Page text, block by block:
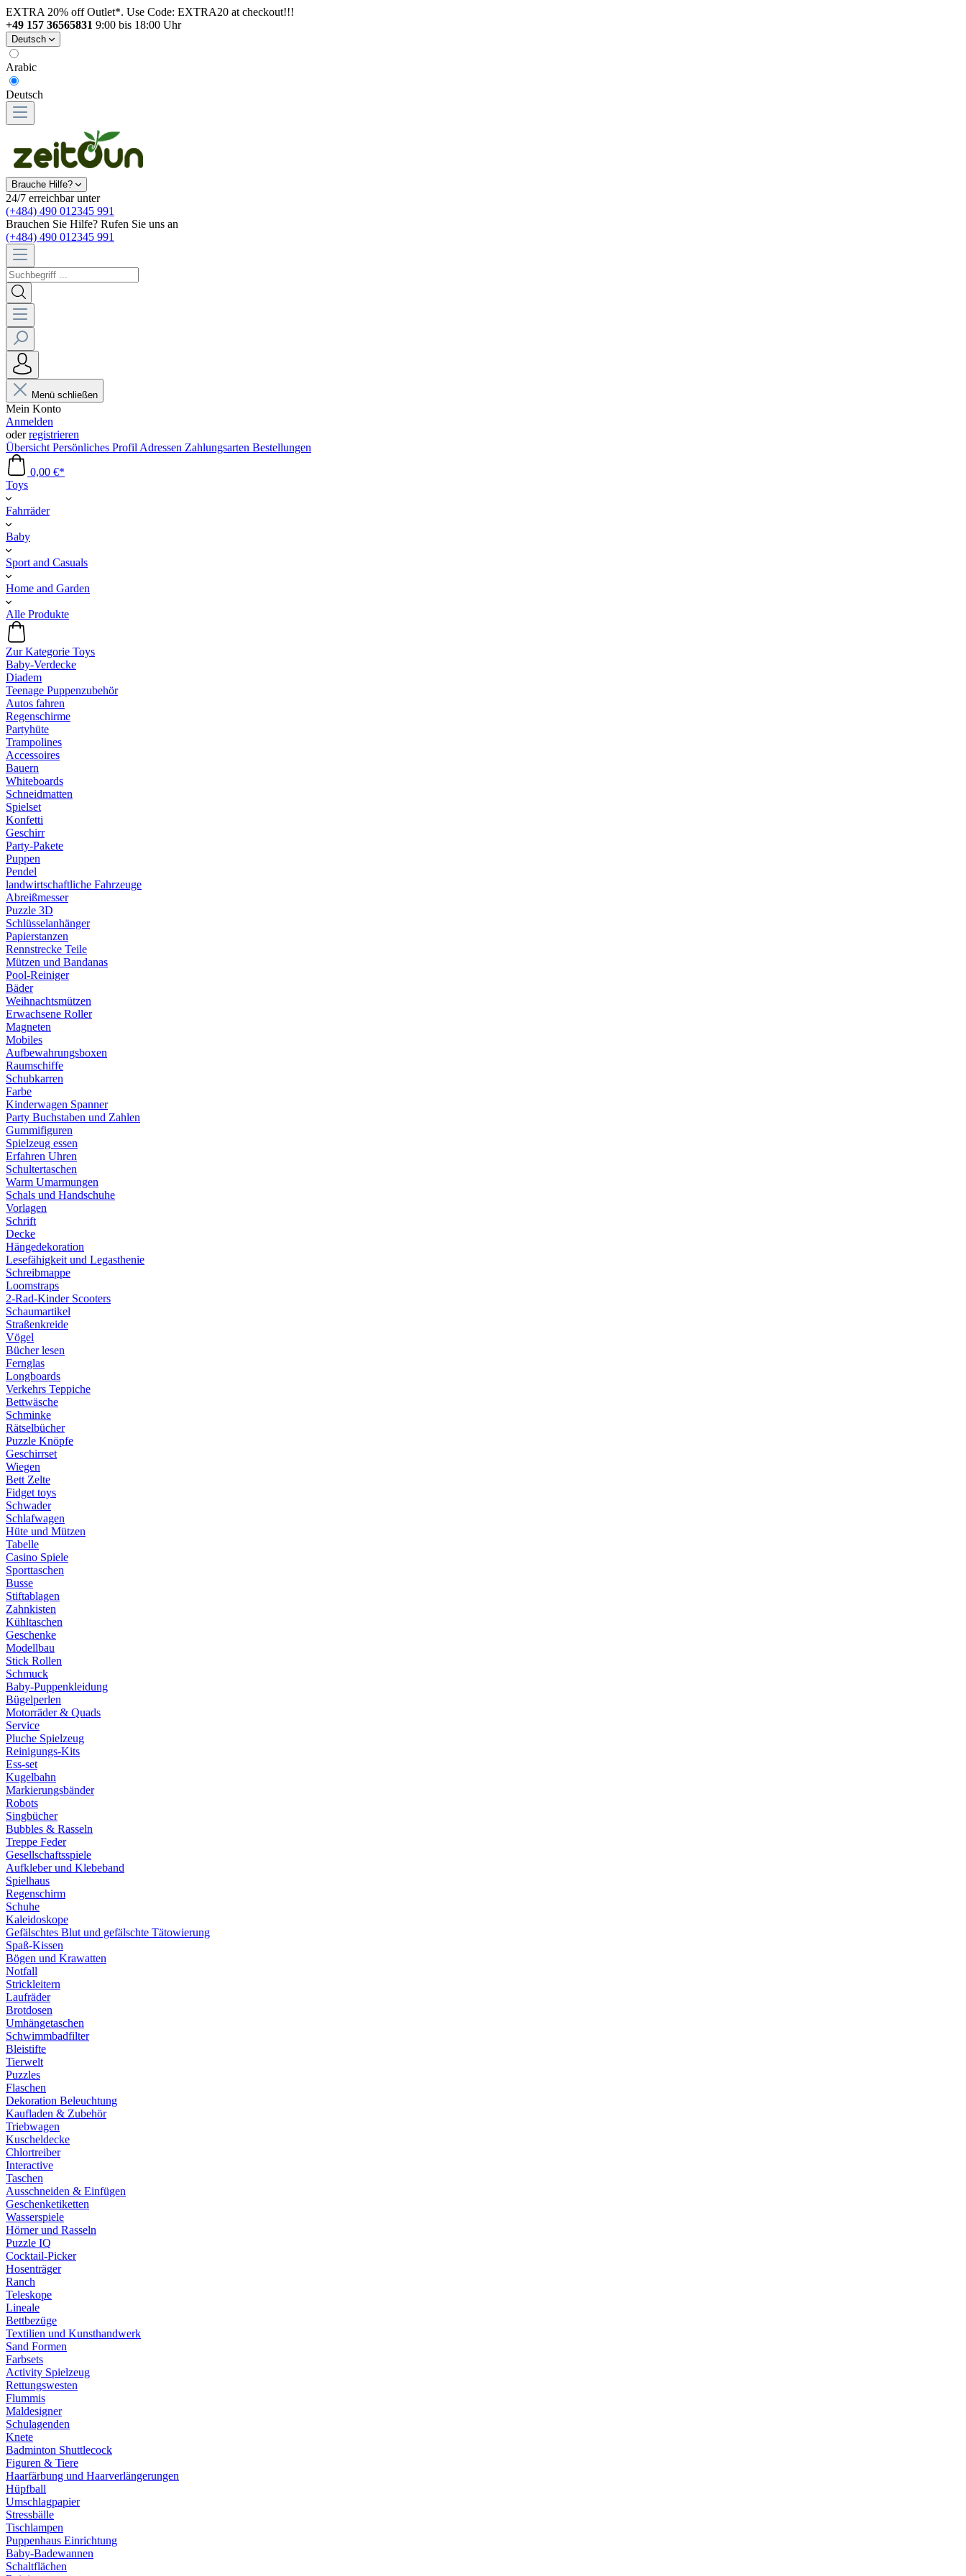
EXTRA 20% off Outlet*. Use Code: EXTRA20 at checkout!!!
+49 157 36565831 9:00 bis 18:00 Uhr
Deutsch
Arabic
Deutsch
Brauche Hilfe?
24/7 erreichbar unter
(+484) 490 012345 991
Brauchen Sie Hilfe? Rufen Sie uns an
(+484) 490 012345 991
Menü schließen
Mein Konto
Anmelden
oderregistrieren
Übersicht Persönliches Profil Adressen Zahlungsarten Bestellungen
0,00 €*
Toys
Fahrräder
Baby
Sport and Casuals
Home and Garden
Alle Produkte
Zur Kategorie Toys
Baby-Verdecke
Diadem
Teenage Puppenzubehör
Autos fahren
Regenschirme
Partyhüte
Trampolines
Accessoires
Bauern
Whiteboards
Schneidmatten
Spielset
Konfetti
Geschirr
Party-Pakete
Puppen
Pendel
landwirtschaftliche Fahrzeuge
Abreißmesser
Puzzle 3D
Schlüsselanhänger
Papierstanzen
Rennstrecke Teile
Mützen und Bandanas
Pool-Reiniger
Bäder
Weihnachtsmützen
Erwachsene Roller
Magneten
Mobiles
Aufbewahrungsboxen
Raumschiffe
Schubkarren
Farbe
Kinderwagen Spanner
Party Buchstaben und Zahlen
Gummifiguren
Spielzeug essen
Erfahren Uhren
Schultertaschen
Warm Umarmungen
Schals und Handschuhe
Vorlagen
Schrift
Decke
Hängedekoration
Lesefähigkeit und Legasthenie
Schreibmappe
Loomstraps
2-Rad-Kinder Scooters
Schaumartikel
Straßenkreide
Vögel
Bücher lesen
Fernglas
Longboards
Verkehrs Teppiche
Bettwäsche
Schminke
Rätselbücher
Puzzle Knöpfe
Geschirrset
Wiegen
Bett Zelte
Fidget toys
Schwader
Schlafwagen
Hüte und Mützen
Tabelle
Casino Spiele
Sporttaschen
Busse
Stiftablagen
Zahnkisten
Kühltaschen
Geschenke
Modellbau
Stick Rollen
Schmuck
Baby-Puppenkleidung
Bügelperlen
Motorräder & Quads
Service
Pluche Spielzeug
Reinigungs-Kits
Ess-set
Kugelbahn
Markierungsbänder
Robots
Singbücher
Bubbles & Rasseln
Treppe Feder
Gesellschaftsspiele
Aufkleber und Klebeband
Spielhaus
Regenschirm
Schuhe
Kaleidoskope
Gefälschtes Blut und gefälschte Tätowierung
Spaß-Kissen
Bögen und Krawatten
Notfall
Strickleitern
Laufräder
Brotdosen
Umhängetaschen
Schwimmbadfilter
Bleistifte
Tierwelt
Puzzles
Flaschen
Dekoration Beleuchtung
Kaufladen & Zubehör
Triebwagen
Kuscheldecke
Chlortreiber
Interactive
Taschen
Ausschneiden & Einfügen
Geschenketiketten
Wasserspiele
Hörner und Rasseln
Puzzle IQ
Cocktail-Picker
Hosenträger
Ranch
Teleskope
Lineale
Bettbezüge
Textilien und Kunsthandwerk
Sand Formen
Farbsets
Activity Spielzeug
Rettungswesten
Flummis
Maldesigner
Schulagenden
Knete
Badminton Shuttlecock
Figuren & Tiere
Haarfärbung und Haarverlängerungen
Hüpfball
Umschlagpapier
Stressbälle
Tischlampen
Puppenhaus Einrichtung
Baby-Badewannen
Schaltflächen